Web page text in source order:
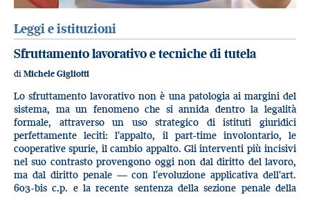
Leggi e istituzioni
Sfruttamento lavorativo e tecniche di tutela
di Michele Gigliotti
Lo sfruttamento lavorativo non è una patologia ai margini del
sistema, ma un fenomeno che si annida dentro la legalità
formale, attraverso un uso strategico di istituti giuridici
perfettamente leciti: l'appalto, il part-time involontario, le
cooperative spurie, il cambio appalto. Gli interventi più incisivi
nel suo contrasto provengono oggi non dal diritto del lavoro,
ma dal diritto penale — con l'evoluzione applicativa dell'art.
603-bis c.p. e la recente sentenza della sezione penale della